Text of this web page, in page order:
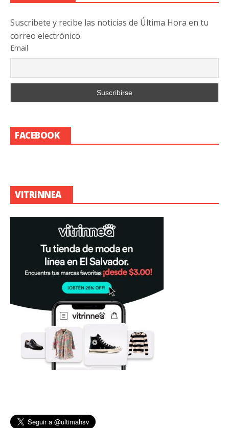
Suscribete y recibe las noticias de Última Hora en tu
correo electrónico.
Email
FACEBOOK
VITRINNEA